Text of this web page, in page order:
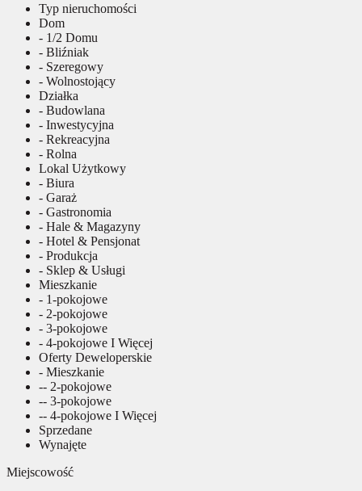
Typ nieruchomości
Dom
- 1/2 Domu
- Bliźniak
- Szeregowy
- Wolnostojący
Działka
- Budowlana
- Inwestycyjna
- Rekreacyjna
- Rolna
Lokal Użytkowy
- Biura
- Garaż
- Gastronomia
- Hale & Magazyny
- Hotel & Pensjonat
- Produkcja
- Sklep & Usługi
Mieszkanie
- 1-pokojowe
- 2-pokojowe
- 3-pokojowe
- 4-pokojowe I Więcej
Oferty Deweloperskie
- Mieszkanie
-- 2-pokojowe
-- 3-pokojowe
-- 4-pokojowe I Więcej
Sprzedane
Wynajęte
Miejscowość